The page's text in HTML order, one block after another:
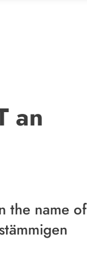
an
the name of